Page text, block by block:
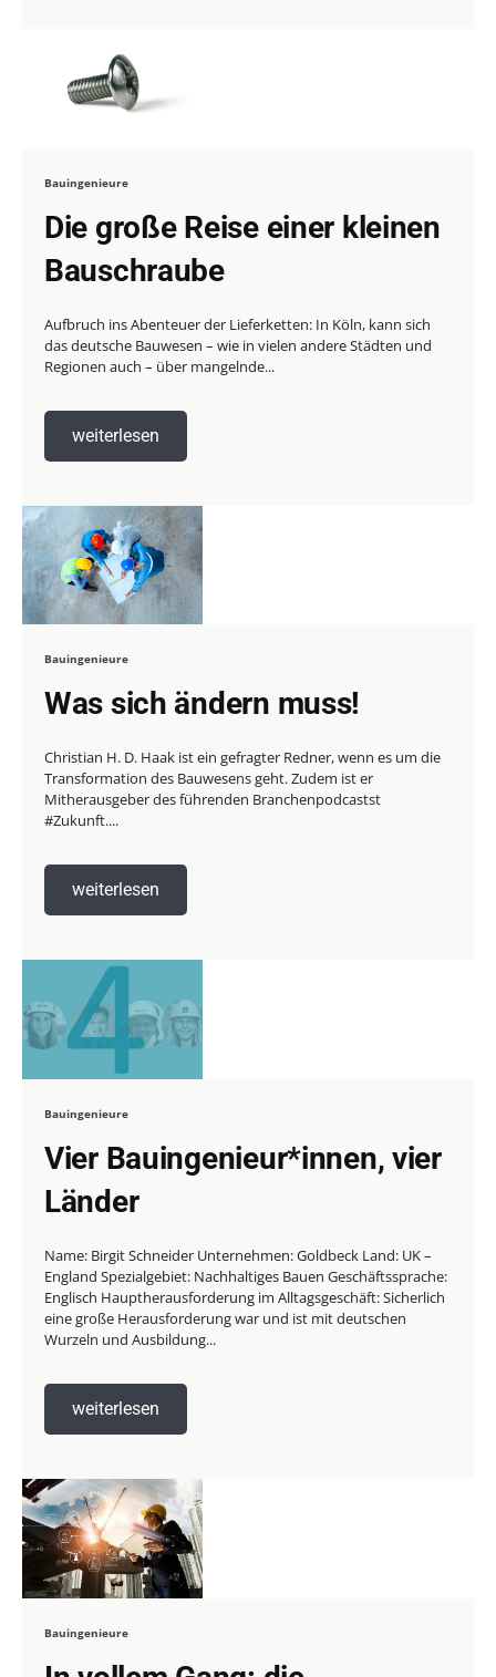
Bauingenieure
Die große Reise einer kleinen
Bauschraube
Aufbruch ins Abenteuer der Lieferketten: In Köln, kann sich
das deutsche Bauwesen – wie in vielen andere Städten und
Regionen auch – über mangelnde...
weiterlesen
Bauingenieure
Was sich ändern muss!
Christian H. D. Haak ist ein gefragter Redner, wenn es um die
Transformation des Bauwesens geht. Zudem ist er
Mitherausgeber des führenden Branchenpodcastst
#Zukunft....
weiterlesen
Bauingenieure
Vier Bauingenieur*innen, vier
Länder
Name: Birgit Schneider Unternehmen: Goldbeck Land: UK –
England Spezialgebiet: Nachhaltiges Bauen Geschäftssprache:
Englisch Hauptherausforderung im Alltagsgeschäft: Sicherlich
eine große Herausforderung war und ist mit deutschen
Wurzeln und Ausbildung...
weiterlesen
Bauingenieure